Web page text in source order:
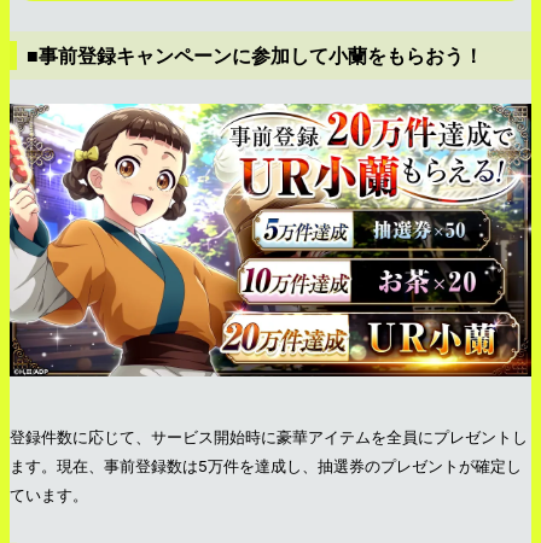
■事前登録キャンペーンに参加して小蘭をもらおう！
登録件数に応じて、サービス開始時に豪華アイテムを全員にプレゼントし
ます。現在、事前登録数は5万件を達成し、抽選券のプレゼントが確定し
ています。